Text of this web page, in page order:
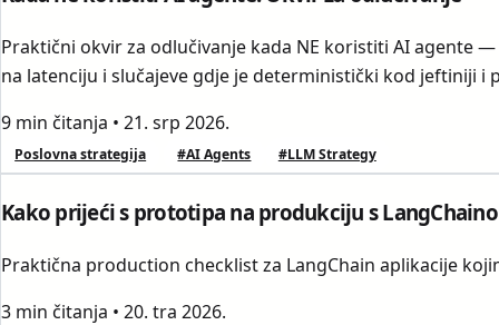
Praktični okvir za odlučivanje kada NE koristiti AI agente
na latenciju i slučajeve gdje je deterministički kod jeftiniji i
9 min čitanja • 21. srp 2026.
Poslovna strategija #AI Agents #LLM Strategy
Kako prijeći s prototipa na produkciju s
Praktična production checklist za LangChain aplikacije
3 min čitanja • 20. tra 2026.